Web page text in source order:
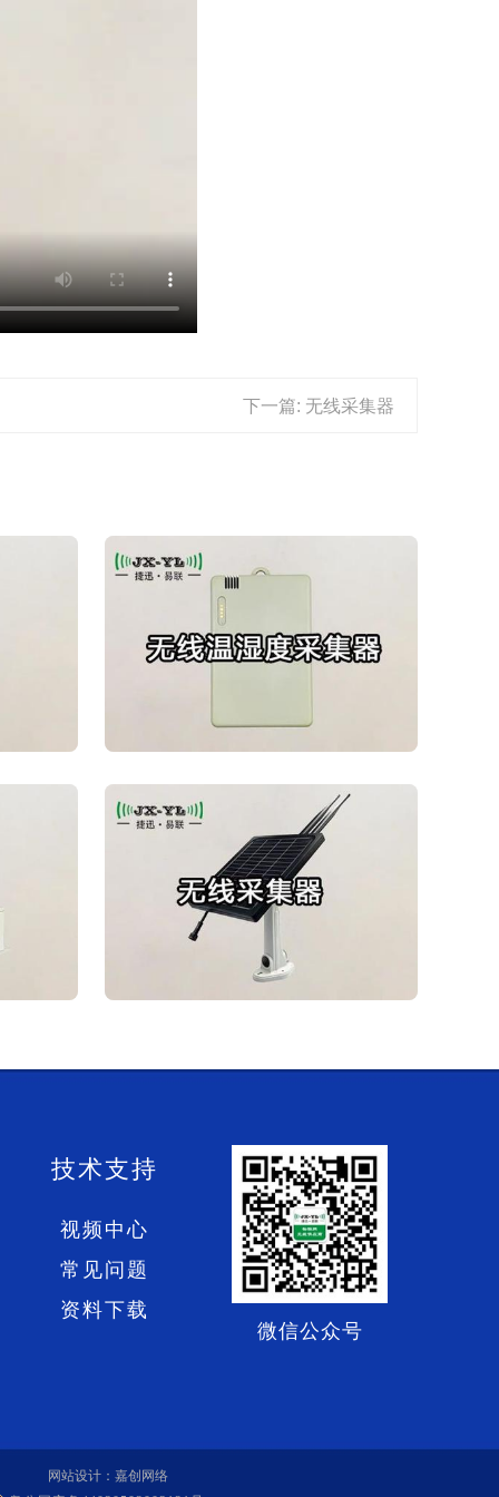
下一篇: 无线采集器
技术支持
视频中心
常见问题
资料下载
微信公众号
网站设计：嘉创网络